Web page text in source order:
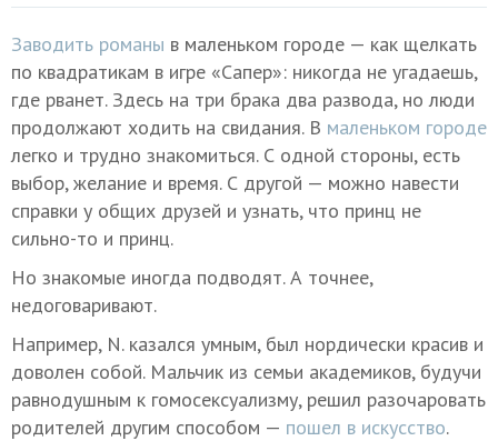
Заводить романы в маленьком городе — как щелкать
по квадратикам в игре «Сапер»: никогда не угадаешь,
где рванет. Здесь на три брака два развода, но люди
продолжают ходить на свидания. В маленьком городе
легко и трудно знакомиться. С одной стороны, есть
выбор, желание и время. С другой — можно навести
справки у общих друзей и узнать, что принц не
сильно-то и принц.
Но знакомые иногда подводят. А точнее,
недоговаривают.
Например, N. казался умным, был нордически красив и
доволен собой. Мальчик из семьи академиков, будучи
равнодушным к гомосексуализму, решил разочаровать
родителей другим способом — пошел в искусство.